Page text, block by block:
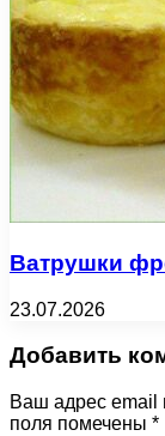
Ватрушки
23.07.2026
Добавить
Ваш адрес email
поля помечены *